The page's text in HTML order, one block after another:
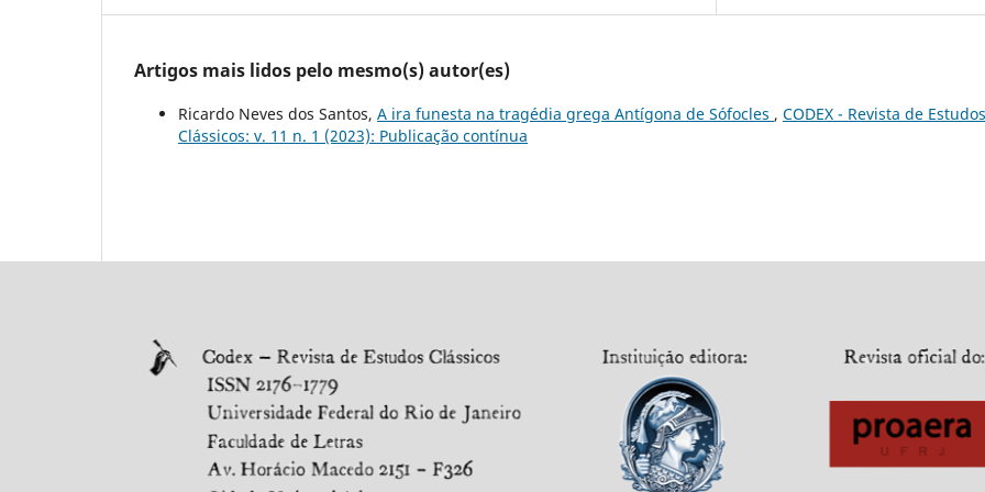
Artigos mais lidos pelo mesmo(s) autor(es)
Ricardo Neves dos Santos, A ira funesta na tragédia grega Antígona de Sófocles , CODEX - Revista de Estudos
Clássicos: v. 11 n. 1 (2023): Publicação contínua